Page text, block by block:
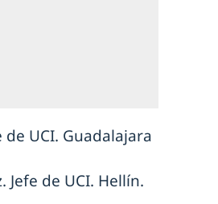
de UCI. Guadalajara
Jefe de UCI. Hellín.